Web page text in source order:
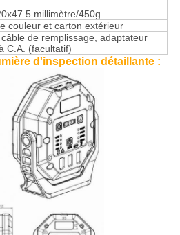
millimètre/450g
couleur et carton extérieur
de remplissage, adaptateur
C.A. (facultatif)
d'inspection détaillante :